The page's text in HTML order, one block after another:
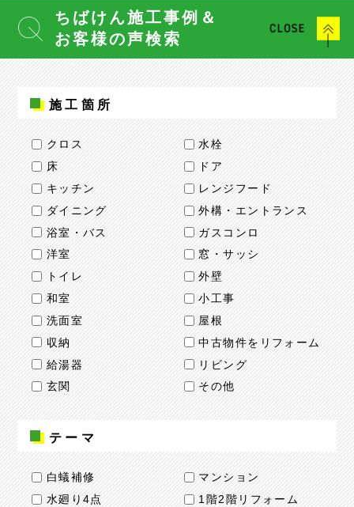
ちばけん施工事例＆
お客様の声検索
施工箇所
クロス
水栓
床
ドア
キッチン
レンジフード
ダイニング
外構・エントランス
浴室・バス
ガスコンロ
洋室
窓・サッシ
トイレ
外壁
和室
小工事
洗面室
屋根
収納
中古物件をリフォーム
給湯器
リビング
玄関
その他
テーマ
白蟻補修
マンション
水廻り4点
1階2階リフォーム